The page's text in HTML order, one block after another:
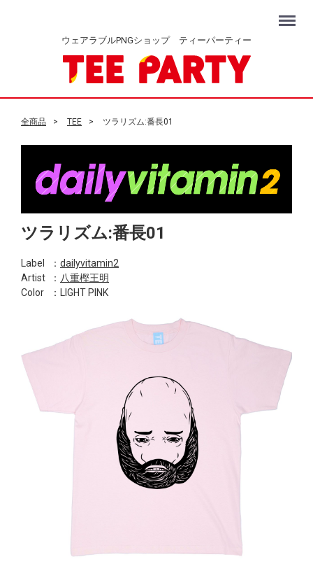
ウェアラブルPNGショップ ティーパーティー
Menu
全商品 TEE ツラリズム:番長01
ツラリズム:番長01
Label ： dailyvitamin2
Artist
： 八重樫王明
Color
：LIGHT PINK